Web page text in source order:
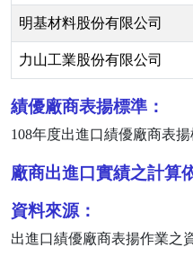
明基材料股份有限公司
力山工業股份有限公司
績優廠商表揚標準：
108年度出進口績優廠商表揚
廠商出進口實績之計算
資料來源：
出進口績優廠商表揚作業之